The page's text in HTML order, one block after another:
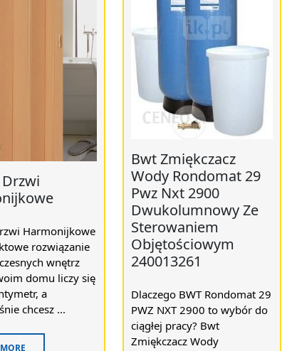
Harmonijkowe
rozwiązanie
wnętrz
domu liczy się
a
chcesz ...
Bwt Zmiękczacz
Wody Rondomat 29
Pwz Nxt 2900
Dwukolumnowy Ze
Sterowaniem
Objętościowym
240013261
Dlaczego BWT Rondomat 29
PWZ NXT 2900 to wybór do
ciągłej pracy? Bwt
Zmiękczacz Wody